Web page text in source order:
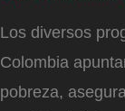
Los diversos
Colombia
pobreza,